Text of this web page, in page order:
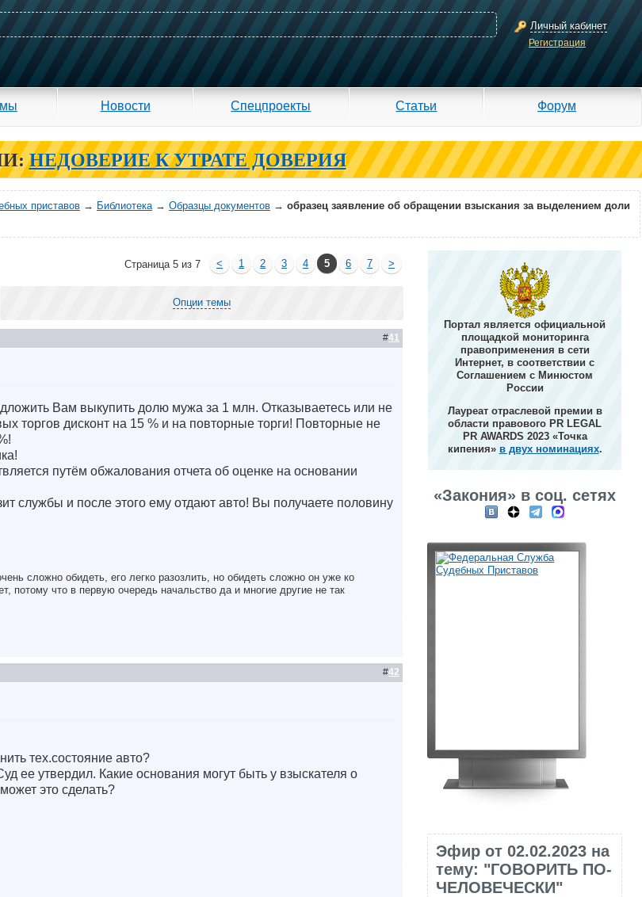
Личный кабинет
Регистрация
Новости Спецпроекты Статьи Форум
НЕДОВЕРИЕ К УТРАТЕ ДОВЕРИЯ
приставов → Библиотека→ Образцы документов → образец заявление об обращении взыскания за выделением доли
Страница 5 из 7 < 1 2 3 4 5 6 7 >
Опции темы
#41
Вам выкупить долю мужа за 1 млн. Отказываетесь или не
торгов дисконт на 15 % и на повторные торги! Повторные не
путём обжалования отчета об оценке на основании
службы и после этого ему отдают авто! Вы получаете половину
сложно обидеть, его легко разозлить, но обидеть сложно он уже ко
потому что в первую очередь начальство да и многие другие не так
#42
тех.состояние авто?
ее утвердил. Какие основания могут быть у взыскателя о
это сделать?
Портал является официальной
площадкой мониторинга
правоприменения в сети
Интернет, в соответствии с
Соглашением с Минюстом
России
Лауреат отраслевой премии в
области правового PR LEGAL
PR AWARDS 2023 «Точка
кипения» в двух номинациях.
«Закония» в соц. сетях
Эфир от 02.02.2023 на
тему: "ГОВОРИТЬ ПО-
ЧЕЛОВЕЧЕСКИ"